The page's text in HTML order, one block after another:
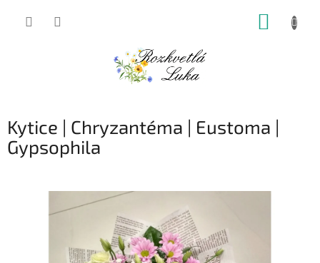
Kytice | Chryzantéma | Eustoma |
Gypsophila